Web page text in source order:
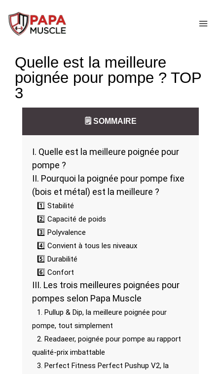
passer
principalQuelle est la meilleure
poignée pour pompe ? TOP
3
🗒️ SOMMAIRE
I. Quelle est la meilleure poignée pour
pompe ?
II. Pourquoi la poignée pour pompe fixe
(bois et métal) est la meilleure ?
1️⃣ Stabilité
2️⃣ Capacité de poids
3️⃣ Polyvalence
4️⃣ Convient à tous les niveaux
5️⃣ Durabilité
6️⃣ Confort
III. Les trois meilleures poignées pour
pompes selon Papa Muscle
1. Pullup & Dip, la meilleure poignée pour
pompe, tout simplement
2. Readaeer, poignée pour pompe au rapport
qualité-prix imbattable
3. Perfect Fitness Perfect Pushup V2, la